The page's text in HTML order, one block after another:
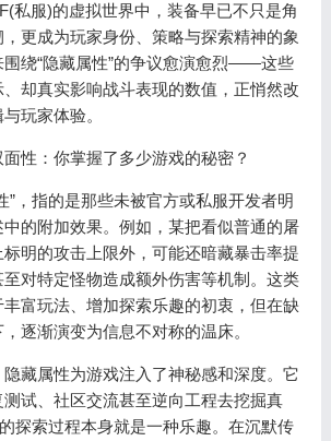
服)的虚拟世界中，装备早已不只是角
更成为玩家身份、策略与探索精神的象
围绕“隐藏属性”的争议愈演愈烈——这些
却真实影响战斗表现的数值，正悄然改
玩家体验。
指的是那些未被官方或私服开发者明
的附加效果。例如，某把看似普通的屠
明的攻击上限外，可能还暗藏暴击率提
对特定怪物造成额外伤害等机制。这类
富玩法、增加探索乐趣的初衷，但在缺
逐渐演变为信息不对称的温床。
属性为游戏注入了神秘感和深度。它
试、社区交流甚至逆向工程去挖掘真
探索过程本身就是一种乐趣。在沉默传